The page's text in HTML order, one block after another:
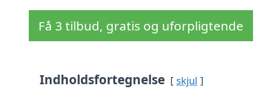
Få 3 tilbud, gratis og uforpligtende
Indholdsfortegnelse skjul